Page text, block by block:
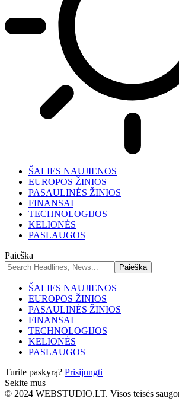
ŠALIES NAUJIENOS
EUROPOS ŽINIOS
PASAULINĖS ŽINIOS
FINANSAI
TECHNOLOGIJOS
KELIONĖS
PASLAUGOS
Paieška
ŠALIES NAUJIENOS
EUROPOS ŽINIOS
PASAULINĖS ŽINIOS
FINANSAI
TECHNOLOGIJOS
KELIONĖS
PASLAUGOS
Turite paskyrą? Prisijungti
Sekite mus
© 2024 WEBSTUDIO.LT. Visos teisės